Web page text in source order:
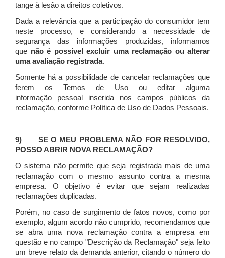
tange à lesão a direitos coletivos.
Dada a relevância que a participação do consumidor tem
neste processo, e considerando a necessidade de
segurança das informações produzidas, informamos
que não é possível excluir uma reclamação ou alterar
uma avaliação registrada.
Somente há a possibilidade de cancelar reclamações que
ferem os Temos de Uso ou editar alguma
informação pessoal inserida nos campos públicos da
reclamação, conforme Política de Uso de Dados Pessoais.
9) SE O MEU PROBLEMA NÃO FOR RESOLVIDO,
POSSO ABRIR NOVA RECLAMAÇÃO?
O sistema não permite que seja registrada mais de uma
reclamação com o mesmo assunto contra a mesma
empresa. O objetivo é evitar que sejam realizadas
reclamações duplicadas.
Porém, no caso de surgimento de fatos novos, como por
exemplo, algum acordo não cumprido, recomendamos que
se abra uma nova reclamação contra a empresa em
questão e no campo "Descrição da Reclamação" seja feito
um breve relato da demanda anterior, citando o número do